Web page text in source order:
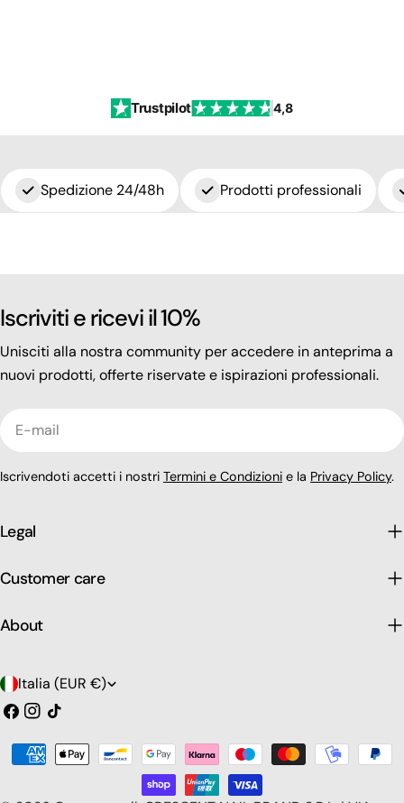
Trustpilot 4,8
Spedizione 24/48h Prodotti professionali
Iscriviti e ricevi il 10%
Unisciti alla nostra community per accedere in anteprima a
nuovi prodotti, offerte riservate e ispirazioni professionali.
Iscrivendoti accetti i nostri Termini e Condizioni e la Privacy Policy.
Legal
Customer care
About
P
a
Italia (EUR €)
Facebook
Instagram
Tic
Modalità